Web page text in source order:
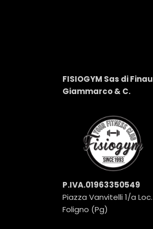
FISIOGYM Sas di
Giammarco & C.
P.IVA.01963350549
Piazza Vanvitelli 1/a
Foligno (Pg)